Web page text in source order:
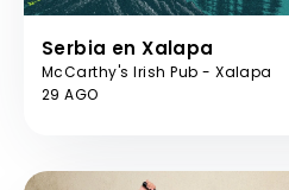
Serbia en Xalapa
McCarthy's Irish Pub - Xalapa
29 AGO